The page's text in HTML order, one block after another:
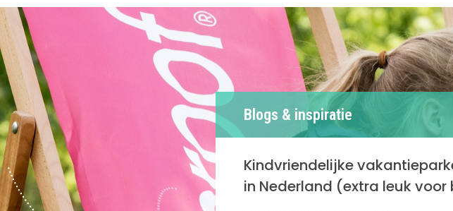
Blogs & inspiratie
Kindvriendelijke
in Nederland (extra leuk voor